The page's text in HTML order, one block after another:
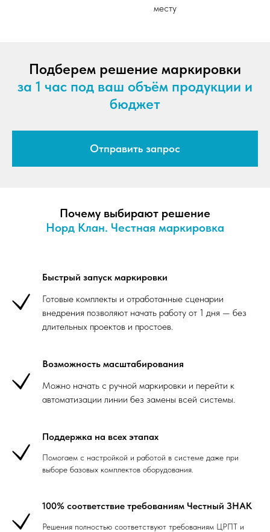
месту
Подберем решение маркировки
за 1 час под ваш объём продукции и
бюджет
Отправить запрос
Почему выбирают решение
Норд Клан. Честная маркировка
Быстрый запуск маркировки
Готовые комплекты и отработанные сценарии
внедрения позволяют начать работу от 1 дня — без
длительных проектов и простоев.
Возможность масштабирования
Можно начать с ручной маркировки и перейти к
автоматизации линии без замены всей системы.
Поддержка на всех этапах
Помогаем с настройкой и работой в системе даже при
выборе базовых комплектов оборудования.
100% соответствие требованиям Честный ЗНАК
Решения полностью соответствуют требованиям ЦРПТ и